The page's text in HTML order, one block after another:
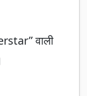
वाली